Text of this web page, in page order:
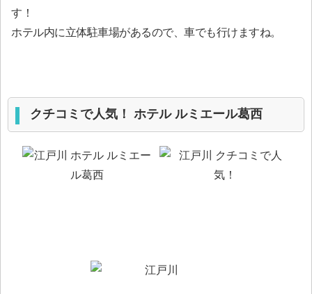
す！
ホテル内に立体駐車場があるので、車でも行けますね。
クチコミで人気！ ホテル ルミエール葛西